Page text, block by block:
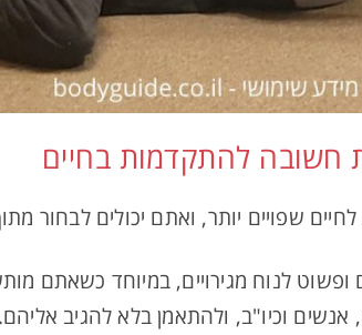
חשובה להתקדמות בחיים
שפויים יותר, ואתם יכולים לבחור
לנוח מגירויים, במיוחד כשאתם
וכיו"ב, ולהתאמן בלא להגיב